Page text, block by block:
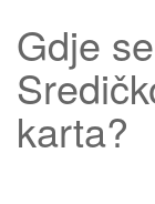
Gdje
karta?